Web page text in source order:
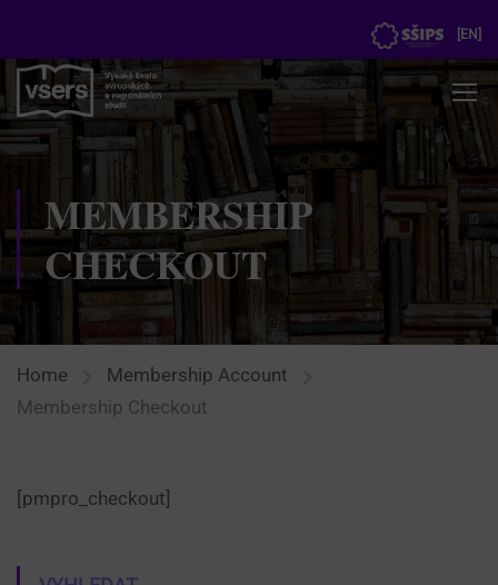
EN
MEMBERSHIP
CHECKOUT
Home
Membership Account
Membership Checkout
[pmpro_checkout]